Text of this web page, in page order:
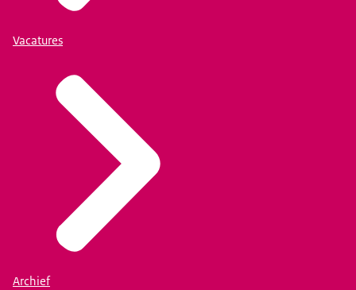
Vacatures
Archief